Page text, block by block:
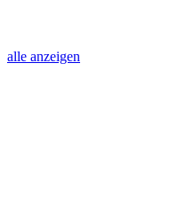
alle anzeigen